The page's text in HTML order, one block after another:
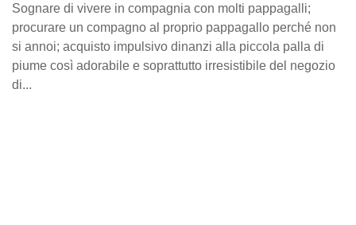
Sognare di vivere in compagnia con molti pappagalli;
procurare un compagno al proprio pappagallo perché non
si annoi; acquisto impulsivo dinanzi alla piccola palla di
piume così adorabile e soprattutto irresistibile del negozio
di...